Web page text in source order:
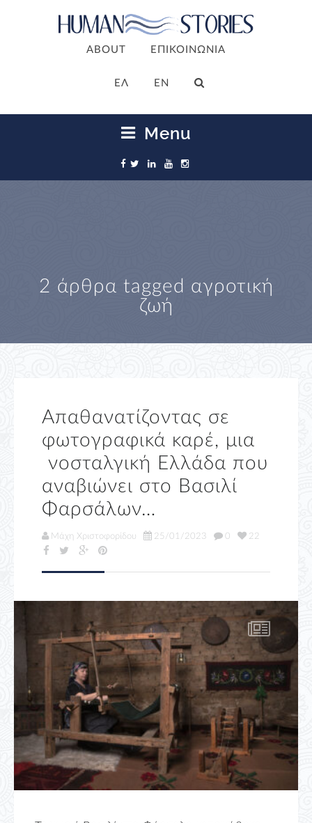
ABOUT ΕΠΙΚΟΙΝΩΝΙΑ
ΕΛ EN
Menu
2 άρθρα tagged αγροτική
ζωή
Απαθανατίζοντας σε
φωτογραφικά καρέ, μια
νοσταλγική Ελλάδα που
αναβιώνει στο Βασιλί
Φαρσάλων…
Μάχη Χριστοφορίδου 25/01/2023 0 22